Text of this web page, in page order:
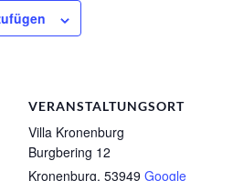
VERANSTALTUNGSORT
Villa Kronenburg
Burgbering 12
Kronenburg, 53949 Google